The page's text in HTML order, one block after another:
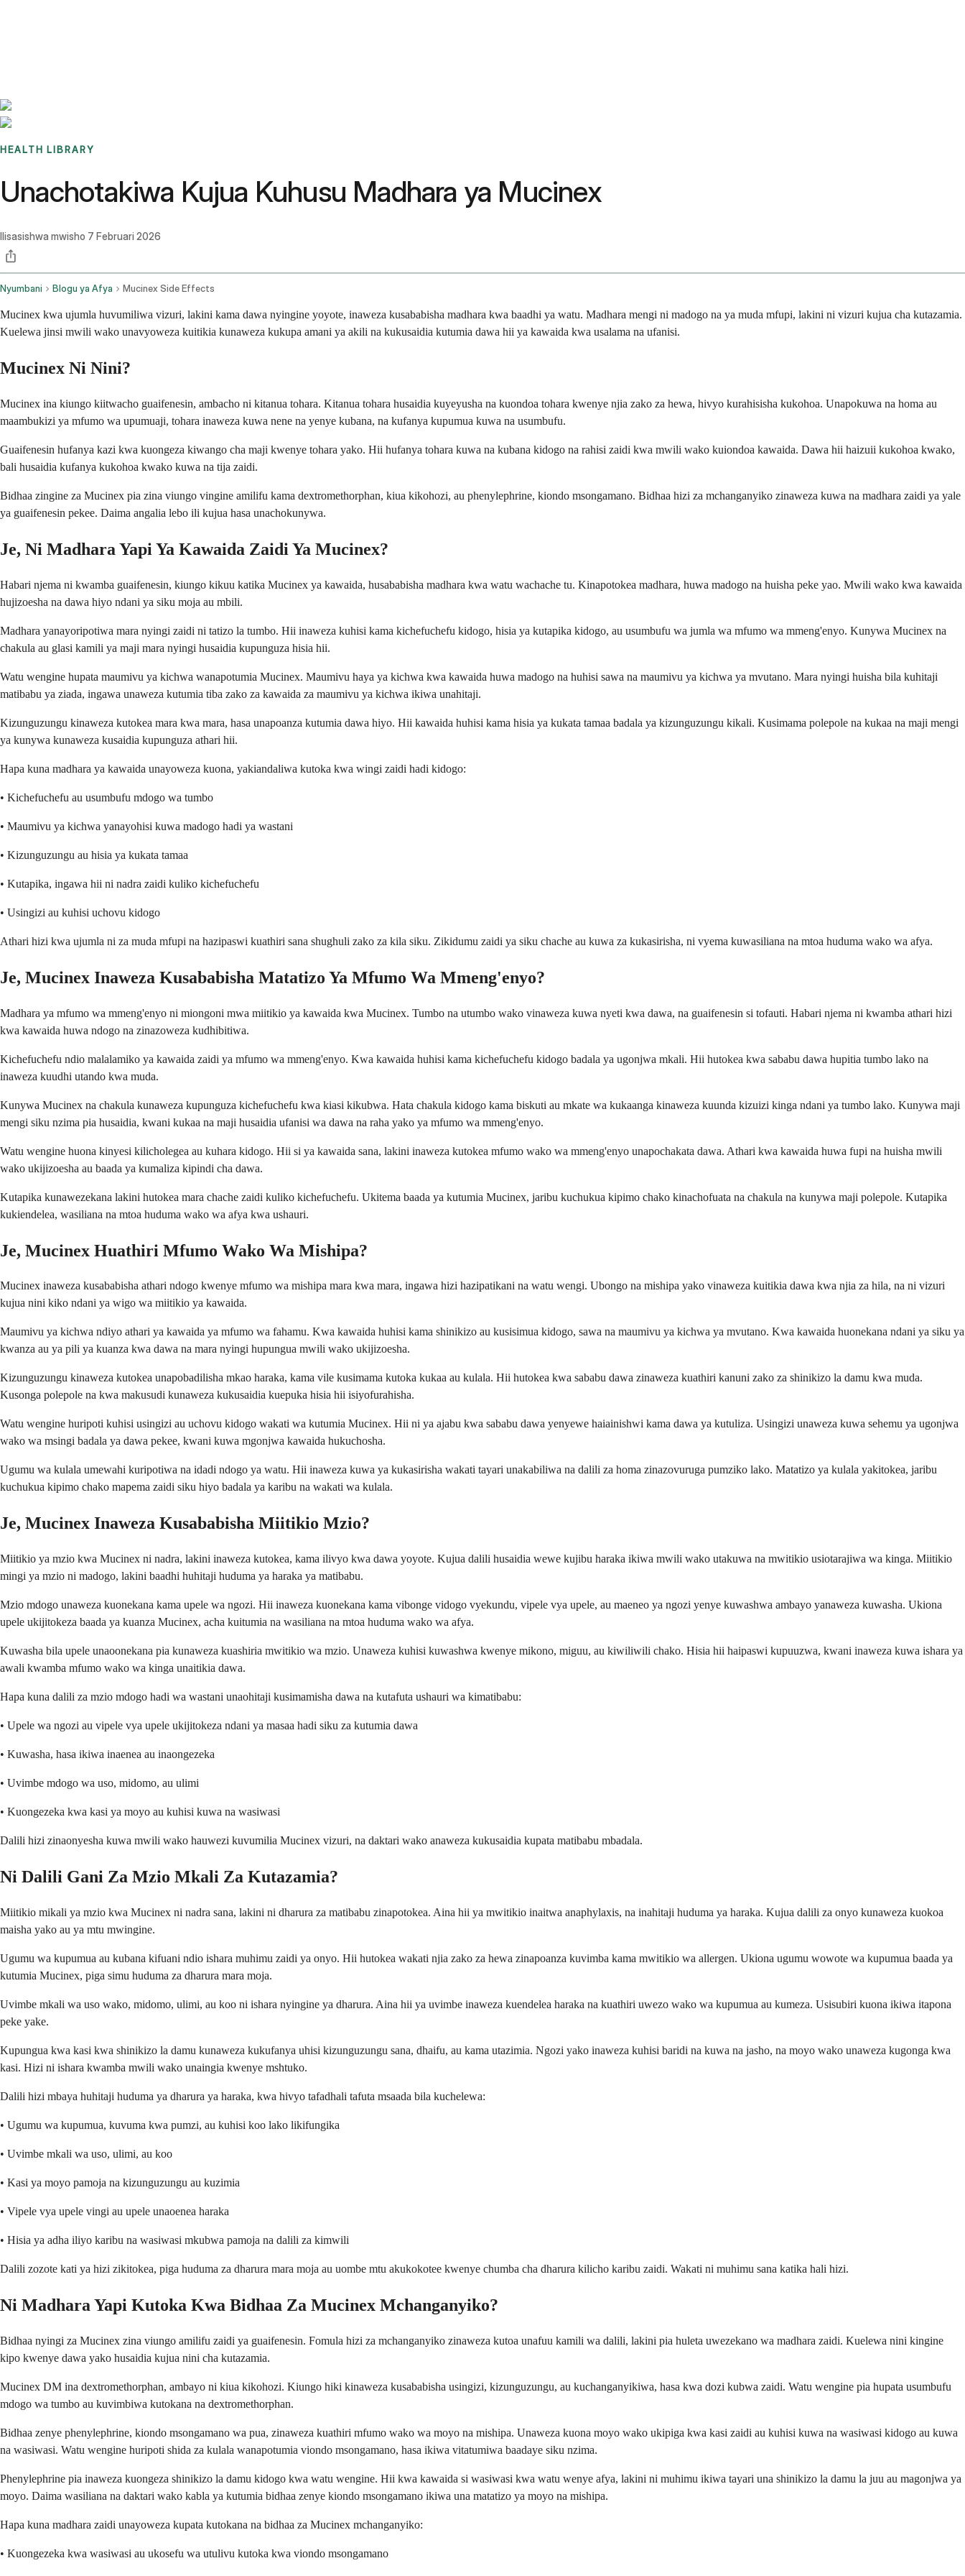
HEALTH LIBRARY
Unachotakiwa Kujua Kuhusu Madhara ya Mucinex
Ilisasishwa mwisho 7 Februari 2026
Nyumbani Blogu ya Afya Mucinex Side Effects
Mucinex kwa ujumla huvumiliwa vizuri, lakini kama dawa nyingine yoyote, inaweza kusababisha madhara kwa baadhi ya watu. Madhara mengi ni madogo na ya muda mfupi, lakini ni vizuri kujua cha kutazamia.
Kuelewa jinsi mwili wako unavyoweza kuitikia kunaweza kukupa amani ya akili na kukusaidia kutumia dawa hii ya kawaida kwa usalama na ufanisi.
Mucinex Ni Nini?
Mucinex ina kiungo kiitwacho guaifenesin, ambacho ni kitanua tohara. Kitanua tohara husaidia kuyeyusha na kuondoa tohara kwenye njia zako za hewa, hivyo kurahisisha kukohoa. Unapokuwa na homa au
maambukizi ya mfumo wa upumuaji, tohara inaweza kuwa nene na yenye kubana, na kufanya kupumua kuwa na usumbufu.
Guaifenesin hufanya kazi kwa kuongeza kiwango cha maji kwenye tohara yako. Hii hufanya tohara kuwa na kubana kidogo na rahisi zaidi kwa mwili wako kuiondoa kawaida. Dawa hii haizuii kukohoa kwako,
bali husaidia kufanya kukohoa kwako kuwa na tija zaidi.
Bidhaa zingine za Mucinex pia zina viungo vingine amilifu kama dextromethorphan, kiua kikohozi, au phenylephrine, kiondo msongamano. Bidhaa hizi za mchanganyiko zinaweza kuwa na madhara zaidi ya yale
ya guaifenesin pekee. Daima angalia lebo ili kujua hasa unachokunywa.
Je, Ni Madhara Yapi Ya Kawaida Zaidi Ya Mucinex?
Habari njema ni kwamba guaifenesin, kiungo kikuu katika Mucinex ya kawaida, husababisha madhara kwa watu wachache tu. Kinapotokea madhara, huwa madogo na huisha peke yao. Mwili wako kwa kawaida
hujizoesha na dawa hiyo ndani ya siku moja au mbili.
Madhara yanayoripotiwa mara nyingi zaidi ni tatizo la tumbo. Hii inaweza kuhisi kama kichefuchefu kidogo, hisia ya kutapika kidogo, au usumbufu wa jumla wa mfumo wa mmeng'enyo. Kunywa Mucinex na
chakula au glasi kamili ya maji mara nyingi husaidia kupunguza hisia hii.
Watu wengine hupata maumivu ya kichwa wanapotumia Mucinex. Maumivu haya ya kichwa kwa kawaida huwa madogo na huhisi sawa na maumivu ya kichwa ya mvutano. Mara nyingi huisha bila kuhitaji
matibabu ya ziada, ingawa unaweza kutumia tiba zako za kawaida za maumivu ya kichwa ikiwa unahitaji.
Kizunguzungu kinaweza kutokea mara kwa mara, hasa unapoanza kutumia dawa hiyo. Hii kawaida huhisi kama hisia ya kukata tamaa badala ya kizunguzungu kikali. Kusimama polepole na kukaa na maji mengi
ya kunywa kunaweza kusaidia kupunguza athari hii.
Hapa kuna madhara ya kawaida unayoweza kuona, yakiandaliwa kutoka kwa wingi zaidi hadi kidogo:
• Kichefuchefu au usumbufu mdogo wa tumbo
• Maumivu ya kichwa yanayohisi kuwa madogo hadi ya wastani
• Kizunguzungu au hisia ya kukata tamaa
• Kutapika, ingawa hii ni nadra zaidi kuliko kichefuchefu
• Usingizi au kuhisi uchovu kidogo
Athari hizi kwa ujumla ni za muda mfupi na hazipaswi kuathiri sana shughuli zako za kila siku. Zikidumu zaidi ya siku chache au kuwa za kukasirisha, ni vyema kuwasiliana na mtoa huduma wako wa afya.
Je, Mucinex Inaweza Kusababisha Matatizo Ya Mfumo Wa Mmeng'enyo?
Madhara ya mfumo wa mmeng'enyo ni miongoni mwa miitikio ya kawaida kwa Mucinex. Tumbo na utumbo wako vinaweza kuwa nyeti kwa dawa, na guaifenesin si tofauti. Habari njema ni kwamba athari hizi
kwa kawaida huwa ndogo na zinazoweza kudhibitiwa.
Kichefuchefu ndio malalamiko ya kawaida zaidi ya mfumo wa mmeng'enyo. Kwa kawaida huhisi kama kichefuchefu kidogo badala ya ugonjwa mkali. Hii hutokea kwa sababu dawa hupitia tumbo lako na
inaweza kuudhi utando kwa muda.
Kunywa Mucinex na chakula kunaweza kupunguza kichefuchefu kwa kiasi kikubwa. Hata chakula kidogo kama biskuti au mkate wa kukaanga kinaweza kuunda kizuizi kinga ndani ya tumbo lako. Kunywa maji
mengi siku nzima pia husaidia, kwani kukaa na maji husaidia ufanisi wa dawa na raha yako ya mfumo wa mmeng'enyo.
Watu wengine huona kinyesi kilicholegea au kuhara kidogo. Hii si ya kawaida sana, lakini inaweza kutokea mfumo wako wa mmeng'enyo unapochakata dawa. Athari kwa kawaida huwa fupi na huisha mwili
wako ukijizoesha au baada ya kumaliza kipindi cha dawa.
Kutapika kunawezekana lakini hutokea mara chache zaidi kuliko kichefuchefu. Ukitema baada ya kutumia Mucinex, jaribu kuchukua kipimo chako kinachofuata na chakula na kunywa maji polepole. Kutapika
kukiendelea, wasiliana na mtoa huduma wako wa afya kwa ushauri.
Je, Mucinex Huathiri Mfumo Wako Wa Mishipa?
Mucinex inaweza kusababisha athari ndogo kwenye mfumo wa mishipa mara kwa mara, ingawa hizi hazipatikani na watu wengi. Ubongo na mishipa yako vinaweza kuitikia dawa kwa njia za hila, na ni vizuri
kujua nini kiko ndani ya wigo wa miitikio ya kawaida.
Maumivu ya kichwa ndiyo athari ya kawaida ya mfumo wa fahamu. Kwa kawaida huhisi kama shinikizo au kusisimua kidogo, sawa na maumivu ya kichwa ya mvutano. Kwa kawaida huonekana ndani ya siku ya
kwanza au ya pili ya kuanza kwa dawa na mara nyingi hupungua mwili wako ukijizoesha.
Kizunguzungu kinaweza kutokea unapobadilisha mkao haraka, kama vile kusimama kutoka kukaa au kulala. Hii hutokea kwa sababu dawa zinaweza kuathiri kanuni zako za shinikizo la damu kwa muda.
Kusonga polepole na kwa makusudi kunaweza kukusaidia kuepuka hisia hii isiyofurahisha.
Watu wengine huripoti kuhisi usingizi au uchovu kidogo wakati wa kutumia Mucinex. Hii ni ya ajabu kwa sababu dawa yenyewe haiainishwi kama dawa ya kutuliza. Usingizi unaweza kuwa sehemu ya ugonjwa
wako wa msingi badala ya dawa pekee, kwani kuwa mgonjwa kawaida hukuchosha.
Ugumu wa kulala umewahi kuripotiwa na idadi ndogo ya watu. Hii inaweza kuwa ya kukasirisha wakati tayari unakabiliwa na dalili za homa zinazovuruga pumziko lako. Matatizo ya kulala yakitokea, jaribu
kuchukua kipimo chako mapema zaidi siku hiyo badala ya karibu na wakati wa kulala.
Je, Mucinex Inaweza Kusababisha Miitikio Mzio?
Miitikio ya mzio kwa Mucinex ni nadra, lakini inaweza kutokea, kama ilivyo kwa dawa yoyote. Kujua dalili husaidia wewe kujibu haraka ikiwa mwili wako utakuwa na mwitikio usiotarajiwa wa kinga. Miitikio
mingi ya mzio ni madogo, lakini baadhi huhitaji huduma ya haraka ya matibabu.
Mzio mdogo unaweza kuonekana kama upele wa ngozi. Hii inaweza kuonekana kama vibonge vidogo vyekundu, vipele vya upele, au maeneo ya ngozi yenye kuwashwa ambayo yanaweza kuwasha. Ukiona
upele ukijitokeza baada ya kuanza Mucinex, acha kuitumia na wasiliana na mtoa huduma wako wa afya.
Kuwasha bila upele unaoonekana pia kunaweza kuashiria mwitikio wa mzio. Unaweza kuhisi kuwashwa kwenye mikono, miguu, au kiwiliwili chako. Hisia hii haipaswi kupuuzwa, kwani inaweza kuwa ishara ya
awali kwamba mfumo wako wa kinga unaitikia dawa.
Hapa kuna dalili za mzio mdogo hadi wa wastani unaohitaji kusimamisha dawa na kutafuta ushauri wa kimatibabu:
• Upele wa ngozi au vipele vya upele ukijitokeza ndani ya masaa hadi siku za kutumia dawa
• Kuwasha, hasa ikiwa inaenea au inaongezeka
• Uvimbe mdogo wa uso, midomo, au ulimi
• Kuongezeka kwa kasi ya moyo au kuhisi kuwa na wasiwasi
Dalili hizi zinaonyesha kuwa mwili wako hauwezi kuvumilia Mucinex vizuri, na daktari wako anaweza kukusaidia kupata matibabu mbadala.
Ni Dalili Gani Za Mzio Mkali Za Kutazamia?
Miitikio mikali ya mzio kwa Mucinex ni nadra sana, lakini ni dharura za matibabu zinapotokea. Aina hii ya mwitikio inaitwa anaphylaxis, na inahitaji huduma ya haraka. Kujua dalili za onyo kunaweza kuokoa
maisha yako au ya mtu mwingine.
Ugumu wa kupumua au kubana kifuani ndio ishara muhimu zaidi ya onyo. Hii hutokea wakati njia zako za hewa zinapoanza kuvimba kama mwitikio wa allergen. Ukiona ugumu wowote wa kupumua baada ya
kutumia Mucinex, piga simu huduma za dharura mara moja.
Uvimbe mkali wa uso wako, midomo, ulimi, au koo ni ishara nyingine ya dharura. Aina hii ya uvimbe inaweza kuendelea haraka na kuathiri uwezo wako wa kupumua au kumeza. Usisubiri kuona ikiwa itapona
peke yake.
Kupungua kwa kasi kwa shinikizo la damu kunaweza kukufanya uhisi kizunguzungu sana, dhaifu, au kama utazimia. Ngozi yako inaweza kuhisi baridi na kuwa na jasho, na moyo wako unaweza kugonga kwa
kasi. Hizi ni ishara kwamba mwili wako unaingia kwenye mshtuko.
Dalili hizi mbaya huhitaji huduma ya dharura ya haraka, kwa hivyo tafadhali tafuta msaada bila kuchelewa:
• Ugumu wa kupumua, kuvuma kwa pumzi, au kuhisi koo lako likifungika
• Uvimbe mkali wa uso, ulimi, au koo
• Kasi ya moyo pamoja na kizunguzungu au kuzimia
• Vipele vya upele vingi au upele unaoenea haraka
• Hisia ya adha iliyo karibu na wasiwasi mkubwa pamoja na dalili za kimwili
Dalili zozote kati ya hizi zikitokea, piga huduma za dharura mara moja au uombe mtu akukokotee kwenye chumba cha dharura kilicho karibu zaidi. Wakati ni muhimu sana katika hali hizi.
Ni Madhara Yapi Kutoka Kwa Bidhaa Za Mucinex Mchanganyiko?
Bidhaa nyingi za Mucinex zina viungo amilifu zaidi ya guaifenesin. Fomula hizi za mchanganyiko zinaweza kutoa unafuu kamili wa dalili, lakini pia huleta uwezekano wa madhara zaidi. Kuelewa nini kingine
kipo kwenye dawa yako husaidia kujua nini cha kutazamia.
Mucinex DM ina dextromethorphan, ambayo ni kiua kikohozi. Kiungo hiki kinaweza kusababisha usingizi, kizunguzungu, au kuchanganyikiwa, hasa kwa dozi kubwa zaidi. Watu wengine pia hupata usumbufu
mdogo wa tumbo au kuvimbiwa kutokana na dextromethorphan.
Bidhaa zenye phenylephrine, kiondo msongamano wa pua, zinaweza kuathiri mfumo wako wa moyo na mishipa. Unaweza kuona moyo wako ukipiga kwa kasi zaidi au kuhisi kuwa na wasiwasi kidogo au kuwa
na wasiwasi. Watu wengine huripoti shida za kulala wanapotumia viondo msongamano, hasa ikiwa vitatumiwa baadaye siku nzima.
Phenylephrine pia inaweza kuongeza shinikizo la damu kidogo kwa watu wengine. Hii kwa kawaida si wasiwasi kwa watu wenye afya, lakini ni muhimu ikiwa tayari una shinikizo la damu la juu au magonjwa ya
moyo. Daima wasiliana na daktari wako kabla ya kutumia bidhaa zenye kiondo msongamano ikiwa una matatizo ya moyo na mishipa.
Hapa kuna madhara zaidi unayoweza kupata kutokana na bidhaa za Mucinex mchanganyiko:
• Kuongezeka kwa wasiwasi au ukosefu wa utulivu kutoka kwa viondo msongamano